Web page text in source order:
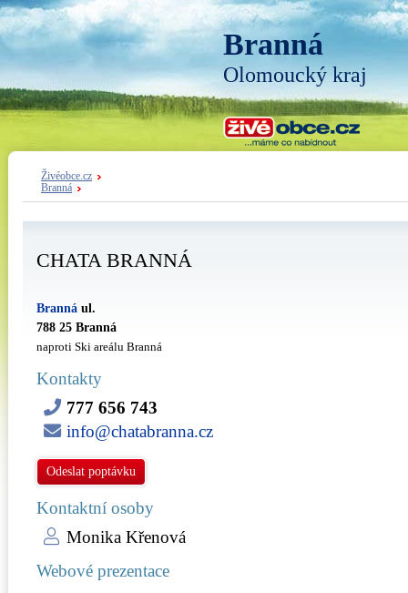
Branná
Olomoucký kraj
Živéobce.cz
Branná
CHATA BRANNÁ
Branná ul.
788 25 Branná
naproti Ski areálu Branná
Kontakty
777 656 743
info@chatabranna.cz
Odeslat poptávku
Kontaktní osoby
Monika Křenová
Webové prezentace